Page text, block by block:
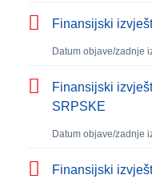
Finansijski
Datum objave/zadnje
Finansijski
SRPSKE
Datum objave/zadnje
Finansijski